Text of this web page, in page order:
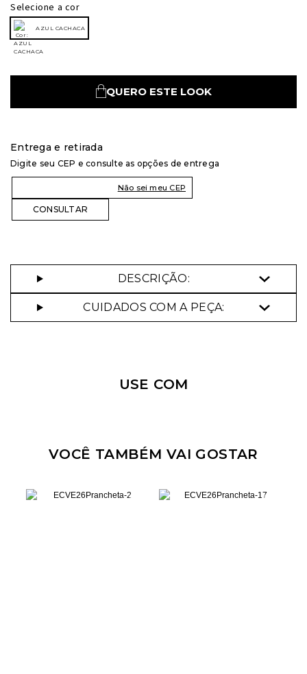
Selecione a cor
AZUL CACHACA
QUERO ESTE LOOK
Entrega e retirada
Digite seu CEP e consulte as opções de entrega
Não sei meu CEP
DESCRIÇÃO:
CUIDADOS COM A PEÇA:
USE COM
VOCÊ TAMBÉM VAI GOSTAR